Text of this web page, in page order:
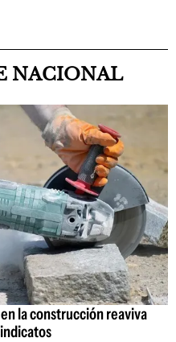
NACIONAL
la construcción reaviva